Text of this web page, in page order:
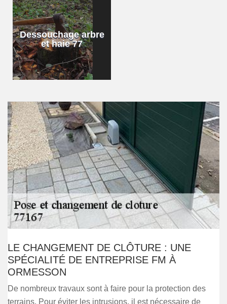
Dessouchage arbre
et haie 77
LE CHANGEMENT DE CLÔTURE : UNE
SPÉCIALITÉ DE ENTREPRISE FM À
ORMESSON
De nombreux travaux sont à faire pour la protection des
terrains. Pour éviter les intrusions, il est nécessaire de